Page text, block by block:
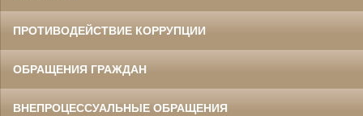
ПРОТИВОДЕЙСТВИЕ КОРРУПЦИИ
ОБРАЩЕНИЯ ГРАЖДАН
ВНЕПРОЦЕССУАЛЬНЫЕ ОБРАЩЕНИЯ